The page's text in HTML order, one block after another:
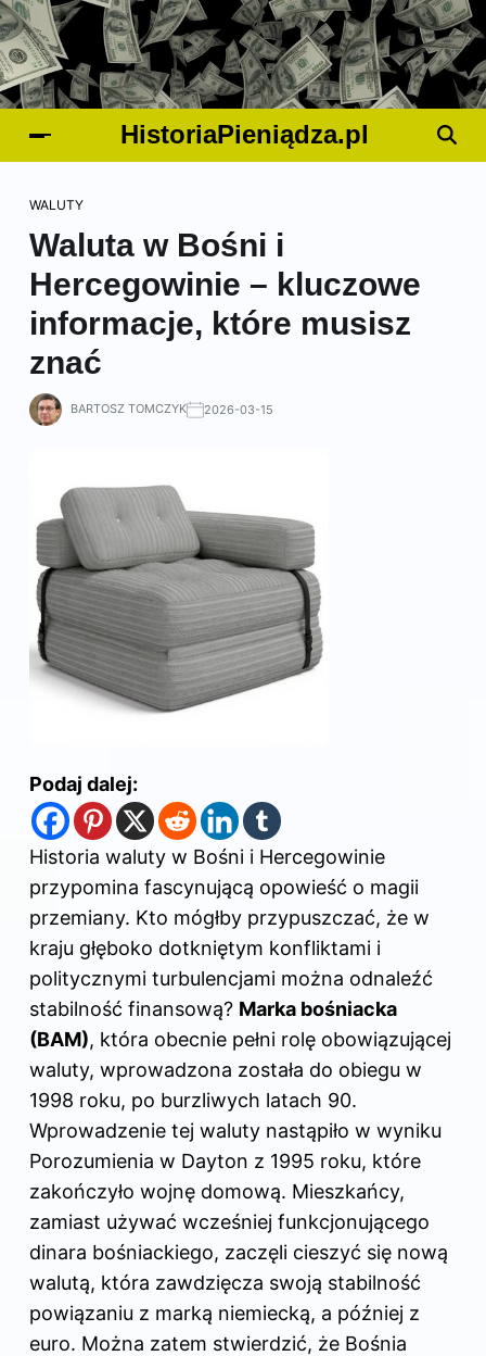
HistoriaPieniądza.pl
WALUTY
Waluta w Bośni i
Hercegowinie – kluczowe
informacje, które musisz
znać
BARTOSZ TOMCZYK 2026-03-15
Podaj dalej:
Historia waluty w Bośni i Hercegowinie
przypomina fascynującą opowieść o magii
przemiany. Kto mógłby przypuszczać, że w
kraju głęboko dotkniętym konfliktami i
politycznymi turbulencjami można odnaleźć
stabilność finansową? Marka bośniacka
(BAM), która obecnie pełni rolę obowiązującej
waluty, wprowadzona została do obiegu w
1998 roku, po burzliwych latach 90.
Wprowadzenie tej waluty nastąpiło w wyniku
Porozumienia w Dayton z 1995 roku, które
zakończyło wojnę domową. Mieszkańcy,
zamiast używać wcześniej funkcjonującego
dinara bośniackiego, zaczęli cieszyć się nową
walutą, która zawdzięcza swoją stabilność
powiązaniu z marką niemiecką, a później z
euro. Można zatem stwierdzić, że Bośnia